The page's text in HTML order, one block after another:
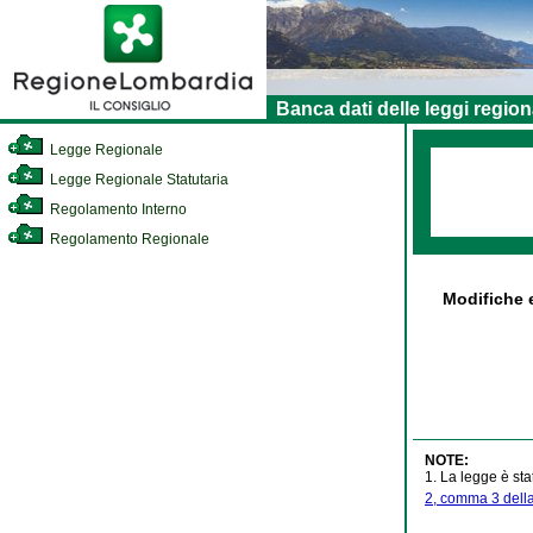
Banca dati delle leggi
Legge Regionale
Legge Regionale Statutaria
Regolamento Interno
Regolamento Regionale
Modifiche
NOTE:
1. La legge è
2, comma 3